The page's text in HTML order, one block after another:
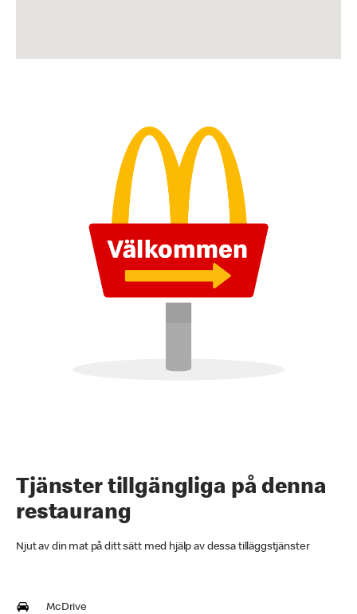
Tjänster tillgängliga på denna
restaurang
Njut av din mat på ditt sätt med hjälp av dessa tilläggstjänster
McDrive